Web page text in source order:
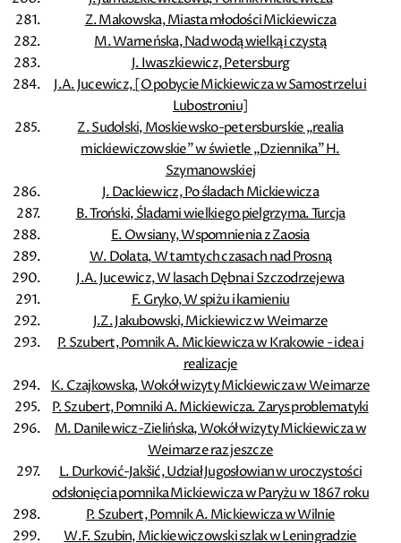
Z. Makowska, Miasta młodości Mickiewicza
M. Warneńska, Nad wodą wielką i czystą
J. Iwaszkiewicz, Petersburg
J.A. Jucewicz, [O pobycie Mickiewicza w Samostrzelu i
Lubostroniu]
Z. Sudolski, Moskiewsko-petersburskie „realia
mickiewiczowskie” w świetle „Dziennika” H.
Szymanowskiej
J. Dackiewicz, Po śladach Mickiewicza
B. Troński, Śladami wielkiego pielgrzyma. Turcja
E. Owsiany, Wspomnienia z Zaosia
W. Dolata, W tamtych czasach nad Prosną
J.A. Jucewicz, W lasach Dębna i Szczodrzejewa
F. Gryko, W spiżu i kamieniu
J.Z. Jakubowski, Mickiewicz w Weimarze
P. Szubert, Pomnik A. Mickiewicza w Krakowie - idea i
realizacje
K. Czajkowska, Wokół wizyty Mickiewicza w Weimarze
P. Szubert, Pomniki A. Mickiewicza. Zarys problematyki
M. Danilewicz-Zielińska, Wokół wizyty Mickiewicza w
Weimarze raz jeszcze
L. Durković-Jakšić, Udział Jugosłowian w uroczystości
odsłonięcia pomnika Mickiewicza w Paryżu w 1867 roku
P. Szubert, Pomnik A. Mickiewicza w Wilnie
W.F. Szubin, Mickiewiczowski szlak w Leningradzie